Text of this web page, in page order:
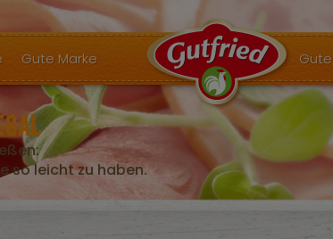
Gute Marke
so leicht zu haben.